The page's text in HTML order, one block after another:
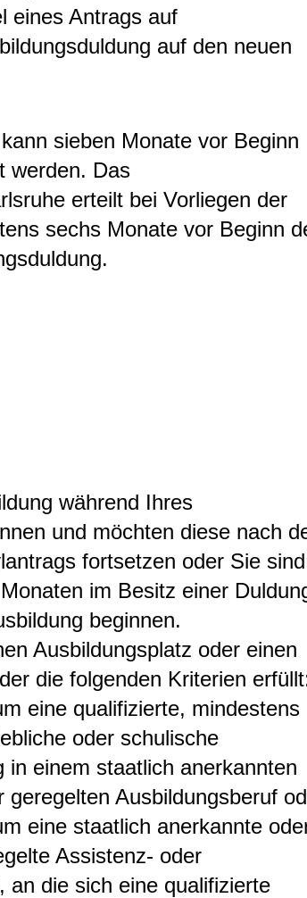
eines Antrags auf
auf den neuen
sieben Monate vor Beginn
werden. Das
erteilt bei Vorliegen der
sechs Monate vor Beginn
während Ihres
und möchten diese nach
fortsetzen oder Sie sind
im Besitz einer
beginnen.
Ausbildungsplatz oder einen
die folgenden Kriterien
eine qualifizierte, mindestens
oder schulische
in einem staatlich anerkannten
geregelten Ausbildungsberuf
eine staatlich anerkannte
Assistenz- oder
an die sich eine qualifizierte